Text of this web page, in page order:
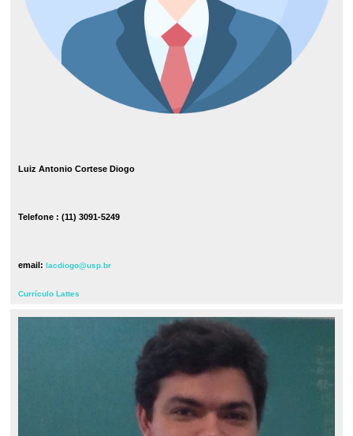
Luiz Antonio Cortese Diogo
Telefone : (11) 3091-5249
email: lacdiogo@usp.br
Currículo Lattes